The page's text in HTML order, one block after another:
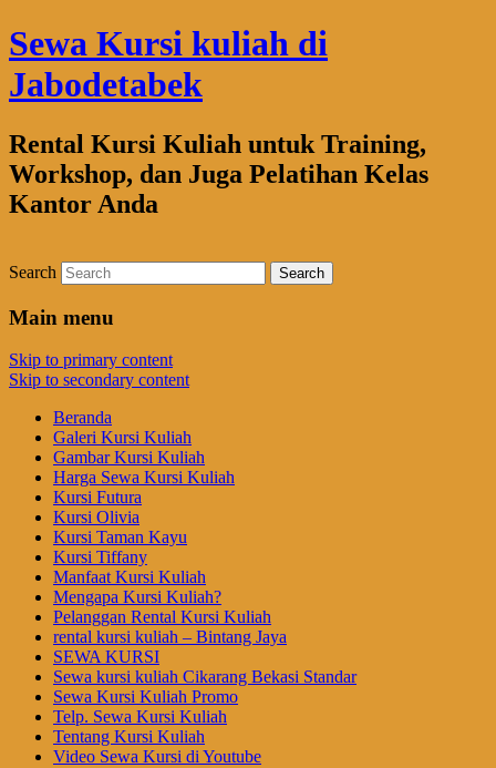
Sewa Kursi kuliah di
Jabodetabek
Rental Kursi Kuliah untuk Training,
Workshop, dan Juga Pelatihan Kelas
Kantor Anda
Search
Main menu
Skip to primary content
Skip to secondary content
Beranda
Galeri Kursi Kuliah
Gambar Kursi Kuliah
Harga Sewa Kursi Kuliah
Kursi Futura
Kursi Olivia
Kursi Taman Kayu
Kursi Tiffany
Manfaat Kursi Kuliah
Mengapa Kursi Kuliah?
Pelanggan Rental Kursi Kuliah
rental kursi kuliah – Bintang Jaya
SEWA KURSI
Sewa kursi kuliah Cikarang Bekasi Standar
Sewa Kursi Kuliah Promo
Telp. Sewa Kursi Kuliah
Tentang Kursi Kuliah
Video Sewa Kursi di Youtube